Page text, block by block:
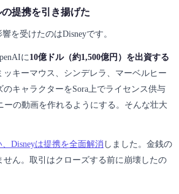
提携を引き揚げた
を受けたのはDisneyです。
に 10億ドル（約1,500億円）を出資する
ッキーマウス、シンデレラ、マーベルヒー
のキャラクターをSora上でライセンス供与
ーの動画を作れるようにする。そんな壮大
、Disneyは提携を全面解消 しました。金銭の
せん。取引はクローズする前に崩壊したの